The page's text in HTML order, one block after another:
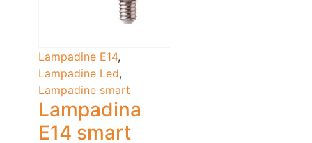
Lampadine E14,
Lampadine Led,
Lampadine smart
Lampadina
E14 smart